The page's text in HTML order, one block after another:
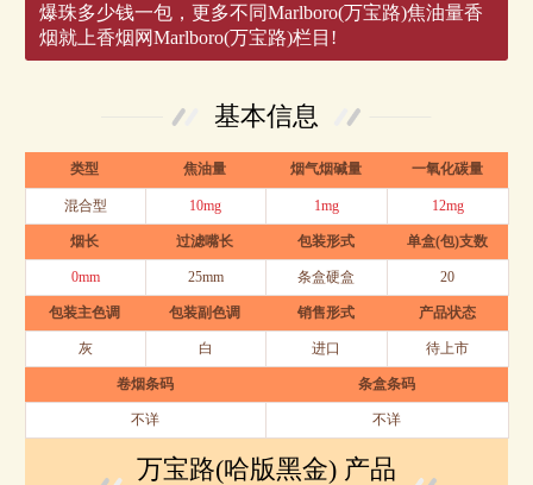
爆珠多少钱一包，更多不同Marlboro(万宝路)焦油量香
烟就上香烟网Marlboro(万宝路)栏目!
基本信息
类型 焦油量 烟气烟碱量 一氧化碳量
混合型 10mg 1mg 12mg
烟长 过滤嘴长 包装形式 单盒(包)支数
0mm 25mm 条盒硬盒 20
包装主色调 包装副色调 销售形式 产品状态
灰 白 进口 待上市
卷烟条码 条盒条码
不详 不详
万宝路(哈版黑金) 产品